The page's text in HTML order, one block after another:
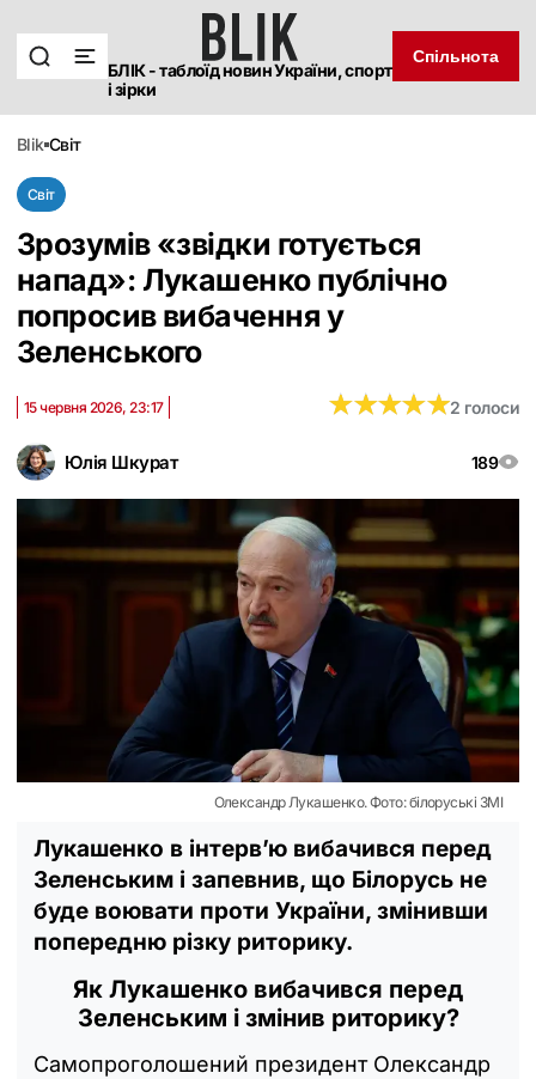
БЛІК - таблоїд новин України, спорт
і зірки
Спільнота
blik світ
Світ
Зрозумів «звідки готується
напад»: Лукашенко публічно
попросив вибачення у
Зеленського
Юлія Шкурат 189
15 червня 2026, 23:17 ★★★★★
★★★★★2 голоси
Олександр Лукашенко. Фото: білоруські ЗМІ
Лукашенко в інтерв’ю вибачився перед
Зеленським і запевнив, що Білорусь не
буде воювати проти України, змінивши
попередню різку риторику.
Як Лукашенко вибачився перед
Зеленським і змінив риторику?
Самопроголошений президент Олександр